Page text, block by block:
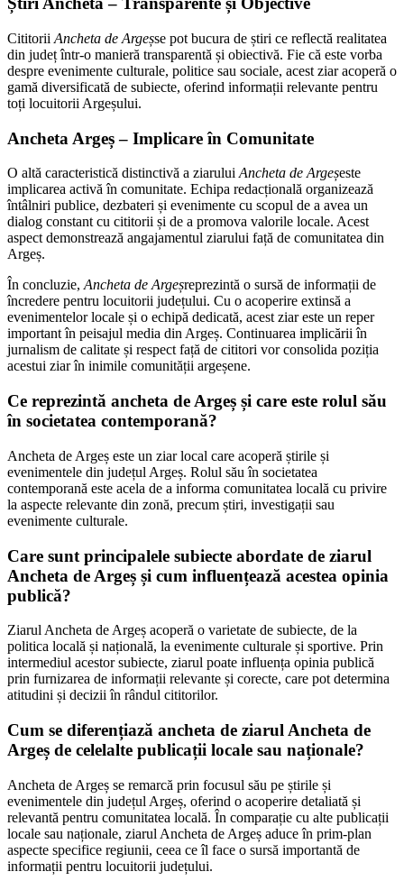
Cititorii Ancheta de Argeșse pot bucura de știri ce reflectă realitatea
din județ într-o manieră transparentă și obiectivă. Fie că este vorba
despre evenimente culturale, politice sau sociale, acest ziar acoperă o
gamă diversificată de subiecte, oferind informații relevante pentru
toți locuitorii Argeșului.
Ancheta Argeș – Implicare în Comunitate
O altă caracteristică distinctivă a ziarului Ancheta de Argeșeste
implicarea activă în comunitate. Echipa redacțională organizează
întâlniri publice, dezbateri și evenimente cu scopul de a avea un
dialog constant cu cititorii și de a promova valorile locale. Acest
aspect demonstrează angajamentul ziarului față de comunitatea din
Argeș.
În concluzie, Ancheta de Argeșreprezintă o sursă de informații de
încredere pentru locuitorii județului. Cu o acoperire extinsă a
evenimentelor locale și o echipă dedicată, acest ziar este un reper
important în peisajul media din Argeș. Continuarea implicării în
jurnalism de calitate și respect față de cititori vor consolida poziția
acestui ziar în inimile comunității argeșene.
Ce reprezintă ancheta de Argeș și care este rolul său
în societatea contemporană?
Ancheta de Argeș este un ziar local care acoperă știrile și
evenimentele din județul Argeș. Rolul său în societatea
contemporană este acela de a informa comunitatea locală cu privire
la aspecte relevante din zonă, precum știri, investigații sau
evenimente culturale.
Care sunt principalele subiecte abordate de ziarul
Ancheta de Argeș și cum influențează acestea opinia
publică?
Ziarul Ancheta de Argeș acoperă o varietate de subiecte, de la
politica locală și națională, la evenimente culturale și sportive. Prin
intermediul acestor subiecte, ziarul poate influența opinia publică
prin furnizarea de informații relevante și corecte, care pot determina
atitudini și decizii în rândul cititorilor.
Cum se diferențiază ancheta de ziarul Ancheta de
Argeș de celelalte publicații locale sau naționale?
Ancheta de Argeș se remarcă prin focusul său pe știrile și
evenimentele din județul Argeș, oferind o acoperire detaliată și
relevantă pentru comunitatea locală. În comparație cu alte publicații
locale sau naționale, ziarul Ancheta de Argeș aduce în prim-plan
aspecte specifice regiunii, ceea ce îl face o sursă importantă de
informații pentru locuitorii județului.